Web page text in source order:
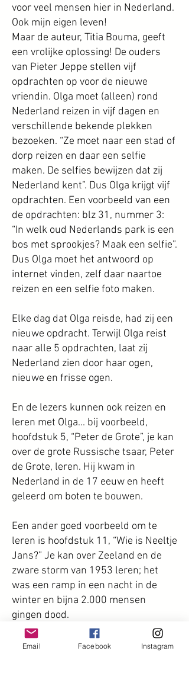
voor veel mensen hier in Nederland.
Ook mijn eigen leven!
Maar de auteur, Titia Bouma, geeft
een vrolijke oplossing! De ouders
van Pieter Jeppe stellen vijf
opdrachten op voor de nieuwe
vriendin. Olga moet (alleen) rond
Nederland reizen in vijf dagen en
verschillende bekende plekken
bezoeken. “Ze moet naar een stad of
dorp reizen en daar een selfie
maken. De selfies bewijzen dat zij
Nederland kent”. Dus Olga krijgt vijf
opdrachten. Een voorbeeld van een
de opdrachten: blz 31, nummer 3:
“In welk oud Nederlands park is een
bos met sprookjes? Maak een selfie”.
Dus Olga moet het antwoord op
internet vinden, zelf daar naartoe
reizen en een selfie foto maken.
Elke dag dat Olga reisde, had zij een
nieuwe opdracht. Terwijl Olga reist
naar alle 5 opdrachten, laat zij
Nederland zien door haar ogen,
nieuwe en frisse ogen.
En de lezers kunnen ook reizen en
leren met Olga... bij voorbeeld,
hoofdstuk 5, “Peter de Grote”, je kan
over de grote Russische tsaar, Peter
de Grote, leren. Hij kwam in
Nederland in de 17 eeuw en heeft
geleerd om boten te bouwen.
Een ander goed voorbeeld om te
leren is hoofdstuk 11, “Wie is Neeltje
Jans?” Je kan over Zeeland en de
zware storm van 1953 leren; het
was een ramp in een nacht in de
winter en bijna 2.000 mensen
gingen dood.
Het boek gaat dus over
Email Facebook Instagram